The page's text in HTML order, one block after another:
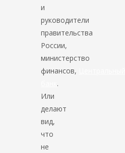
и
руководители
правительства
России,
министерство
финансов,
.
Или
делают
вид,
что
не